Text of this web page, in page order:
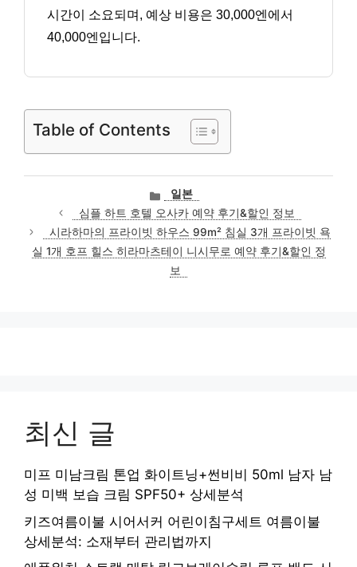
시간이 소요되며, 예상 비용은 30,000엔에서
40,000엔입니다.
Table of Contents
카
테
고
리
일본
심플 하트 호텔 오사카 예약 후기&할인 정보
시라하마의 프라이빗 하우스 99m² 침실 3개 프라이빗 욕
실 1개 호프 힐스 히라마츠테이 니시무로 예약 후기&할인 정
보
최신 글
미프 미남크림 톤업 화이트닝+썬비비 50ml 남자 남
성 미백 보습 크림 SPF50+ 상세분석
키즈여름이불 시어서커 어린이침구세트 여름이불
상세분석: 소재부터 관리법까지